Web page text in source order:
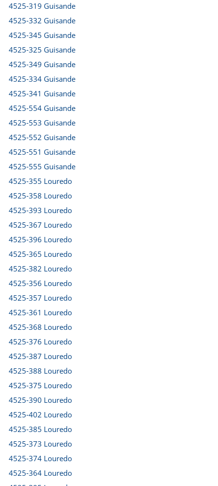
4525-319 Guisande
4525-332 Guisande
4525-345 Guisande
4525-325 Guisande
4525-349 Guisande
4525-334 Guisande
4525-341 Guisande
4525-554 Guisande
4525-553 Guisande
4525-552 Guisande
4525-551 Guisande
4525-555 Guisande
4525-355 Louredo
4525-358 Louredo
4525-393 Louredo
4525-367 Louredo
4525-396 Louredo
4525-365 Louredo
4525-382 Louredo
4525-356 Louredo
4525-357 Louredo
4525-361 Louredo
4525-368 Louredo
4525-376 Louredo
4525-387 Louredo
4525-388 Louredo
4525-375 Louredo
4525-390 Louredo
4525-402 Louredo
4525-385 Louredo
4525-373 Louredo
4525-374 Louredo
4525-364 Louredo